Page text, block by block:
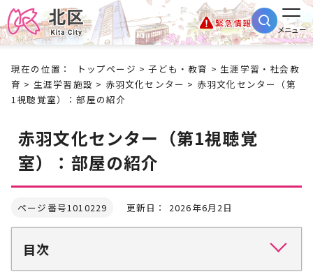
緊急情報
メニュー
現在の位置： トップページ >子ども・教育 > 生涯学習・社会教
育 > 生涯学習施設 > 赤羽文化センター > 赤羽文化センター（第
1視聴覚室）：部屋の紹介
赤羽文化センター（第1視聴覚
室）：部屋の紹介
ページ番号1010229 更新日： 2026年6月2日
目次